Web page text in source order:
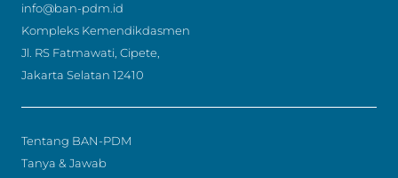
info@ban-pdm.id
Kompleks Kemendikdasmen
Jl. RS Fatmawati, Cipete,
Jakarta Selatan 12410
Tentang BAN-PDM
Tanya & Jawab